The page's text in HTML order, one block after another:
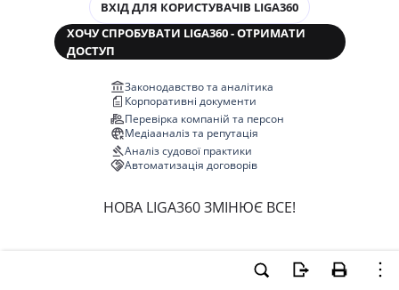
ВХІД ДЛЯ КОРИСТУВАЧІВ LIGA360
ХОЧУ СПРОБУВАТИ LIGA360 - ОТРИМАТИ
ДОСТУП
Законодавство та аналітика
Корпоративні документи
Перевірка компаній та персон
Медіааналіз та репутація
Аналіз судової практики
Автоматизація договорів
НОВА LIGA360 ЗМІНЮЄ ВСЕ!